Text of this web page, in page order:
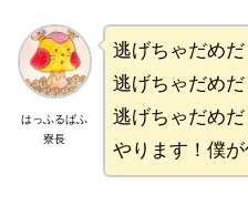
はっふるぱふ
寮長
逃げちゃだめだ
逃げちゃだめだ
逃げちゃだめだ
やります！僕が